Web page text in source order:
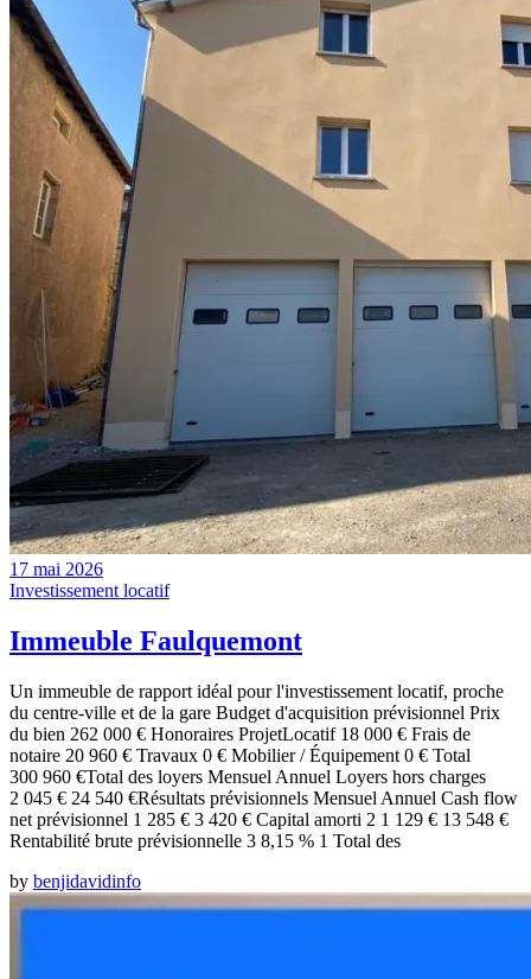
17 mai 2026
Investissement locatif
Immeuble Faulquemont
Un immeuble de rapport idéal pour l'investissement locatif, proche
du centre-ville et de la gare Budget d'acquisition prévisionnel Prix
du bien 262 000 € Honoraires ProjetLocatif 18 000 € Frais de
notaire 20 960 € Travaux 0 € Mobilier / Équipement 0 € Total
300 960 €Total des loyers Mensuel Annuel Loyers hors charges
2 045 € 24 540 €Résultats prévisionnels Mensuel Annuel Cash flow
net prévisionnel 1 285 € 3 420 € Capital amorti 2 1 129 € 13 548 €
Rentabilité brute prévisionnelle 3 8,15 % 1 Total des
by benjidavidinfo